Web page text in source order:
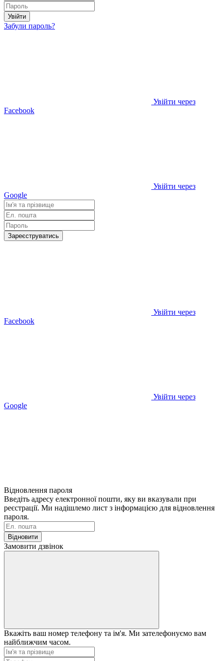
Увійти
Забули пароль?
Увійти через
Facebook
Увійти через
Google
Зареєструватись
Увійти через
Facebook
Увійти через
Google
Відновлення пароля
Введіть адресу електронної пошти, яку ви вказували при
реєстрації. Ми надішлемо лист з інформацією для відновлення
пароля.
Відновити
Замовити дзвінок
Вкажіть ваш номер телефону та ім'я. Ми зателефонуємо вам
найближчим часом.